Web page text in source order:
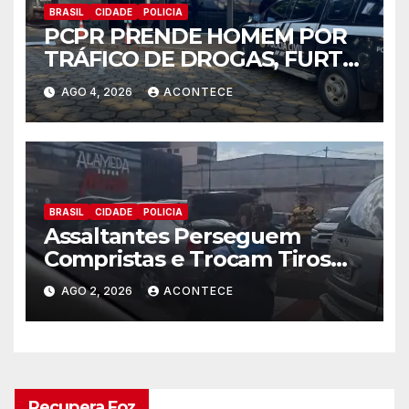
BRASIL CIDADE POLICIA
PCPR PRENDE HOMEM POR
TRÁFICO DE DROGAS, FURTO
DE ENERGIA E CUMPRE
MANDADO DE BUSCA EM
FOZ DO IGUAÇU
AGO 4, 2026 ACONTECE
BRASIL CIDADE POLICIA
Assaltantes Perseguem
Compristas e Trocam Tiros
Com Policial de Folga
AGO 2, 2026 ACONTECE